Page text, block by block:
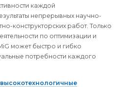
каждой
непрерывных научно-
конструкторских работ. Только
по оптимизации и
может быстро и гибко
потребности каждого
высокотехнологичные